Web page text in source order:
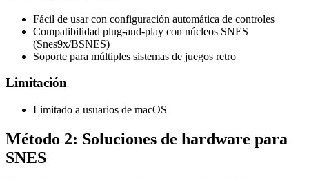
Fácil de usar con configuración automática de controles
Compatibilidad plug-and-play con núcleos SNES
(Snes9x/BSNES)
Soporte para múltiples sistemas de juegos retro
Limitación
Limitado a usuarios de macOS
Método 2: Soluciones de hardware para
SNES